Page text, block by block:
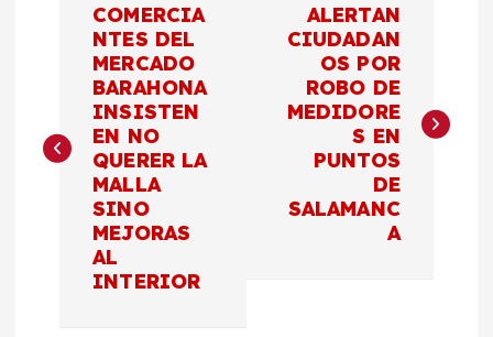
e
COMERCIA
NTES DEL
MERCADO
BARAHONA
INSISTEN
EN NO
QUERER LA
MALLA
SINO
MEJORAS
AL
INTERIOR
ALERTAN
CIUDADAN
OS POR
ROBO DE
MEDIDORE
S EN
PUNTOS
DE
SALAMANC
A